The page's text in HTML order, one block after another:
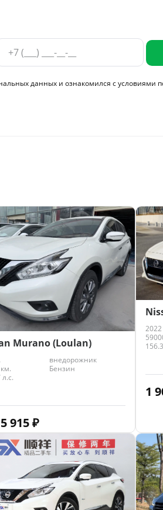
данных и ознакомился с условиями
Murano (Loulan)
внедорожник
Бензин
л.с.
915₽
2022
1